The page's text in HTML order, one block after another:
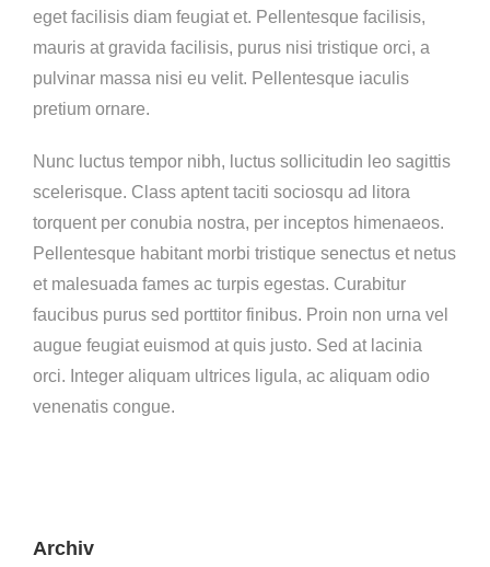
eget facilisis diam feugiat et. Pellentesque facilisis,
mauris at gravida facilisis, purus nisi tristique orci, a
pulvinar massa nisi eu velit. Pellentesque iaculis
pretium ornare.
Nunc luctus tempor nibh, luctus sollicitudin leo sagittis
scelerisque. Class aptent taciti sociosqu ad litora
torquent per conubia nostra, per inceptos himenaeos.
Pellentesque habitant morbi tristique senectus et netus
et malesuada fames ac turpis egestas. Curabitur
faucibus purus sed porttitor finibus. Proin non urna vel
augue feugiat euismod at quis justo. Sed at lacinia
orci. Integer aliquam ultrices ligula, ac aliquam odio
venenatis congue.
Archiv